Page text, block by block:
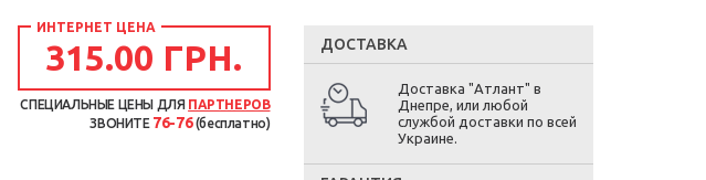
ИНТЕРНЕТ ЦЕНА
315.00 ГРН.
СПЕЦИАЛЬНЫЕ ЦЕНЫ ДЛЯ ПАРТНЕРОВ
ЗВОНИТЕ 76-76(бесплатно)
ДОСТАВКА
Доставка "Атлант" в
Днепре, или любой
службой доставки по всей
Украине.